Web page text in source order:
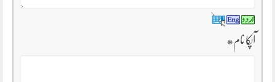
آپکا نام*